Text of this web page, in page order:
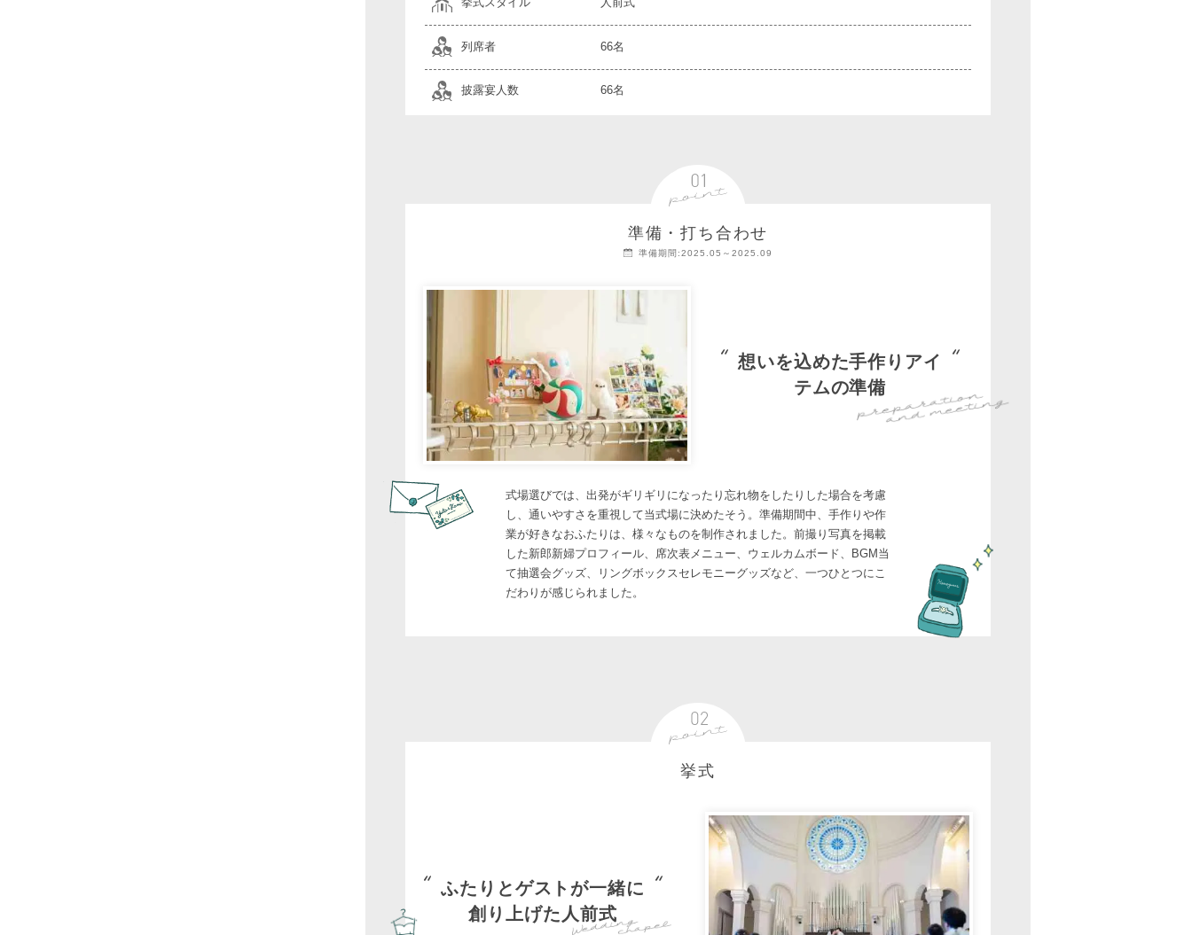
挙式スタイル 人前式
列席者 66名
披露宴人数 66名
準備・打ち合わせ
準備期間:2025.05～2025.09
想いを込めた手作りアイ
テムの準備
式場選びでは、出発がギリギリになったり忘れ物をしたりした場合を考慮
し、通いやすさを重視して当式場に決めたそう。準備期間中、手作りや作
業が好きなおふたりは、様々なものを制作されました。前撮り写真を掲載
した新郎新婦プロフィール、席次表メニュー、ウェルカムボード、BGM当
て抽選会グッズ、リングボックスセレモニーグッズなど、一つひとつにこ
だわりが感じられました。
挙式
ふたりとゲストが一緒に
創り上げた人前式